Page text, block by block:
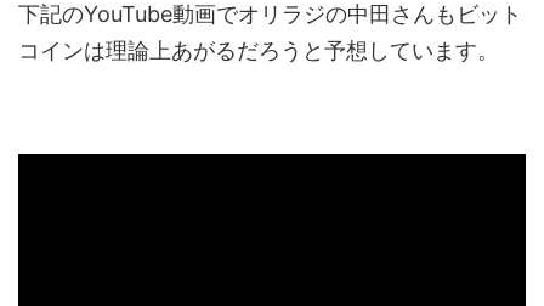
下記のYouTube動画でオリラジの中田さんもビット
コインは理論上あがるだろうと予想しています。